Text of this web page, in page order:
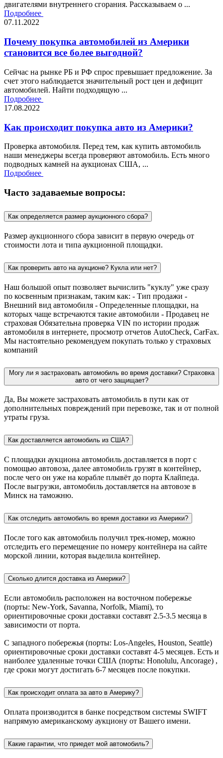
двигателями внутреннего сгорания. Рассказываем о ...
Подробнее
07.11.2022
Почему покупка автомобилей из Америки
становится все более выгодной?
Сейчас на рынке РБ и РФ спрос превышает предложение. За
счет этого наблюдается значительный рост цен и дефицит
автомобилей. Найти подходящую ...
Подробнее
17.08.2022
Как происходит покупка авто из Америки?
Проверка автомобиля. Перед тем, как купить автомобиль
наши менеджеры всегда проверяют автомобиль. Есть много
подводных камней на аукционах США, ...
Подробнее
Часто задаваемые вопросы:
Как определяется размер аукционного сбора?
Размер аукционного сбора зависит в первую очередь от
стоимости лота и типа аукционной площадки.
Как проверить авто на аукционе? Кукла или нет?
Наш большой опыт позволяет вычислить "куклу" уже сразу
по косвенным признакам, таким как: - Тип продажи -
Внешний вид автомобиля - Определенные площадки, на
которых чаще встречаются такие автомобили - Продавец не
страховая Обязательна проверка VIN по истории продаж
автомобиля в интернете, просмотр отчетов AutoCheck, CarFax.
Мы настоятельно рекомендуем покупать только у страховых
компаний
Могу ли я застраховать автомобиль во время доставки? Страховка
авто от чего защищает?
Да, Вы можете застраховать автомобиль в пути как от
дополнительных повреждений при перевозке, так и от полной
утраты груза.
Как доставляется автомобиль из США?
С площадки аукциона автомобиль доставляется в порт с
помощью автовоза, далее автомобиль грузят в контейнер,
после чего он уже на корабле плывёт до порта Клайпеда.
После выгрузки, автомобиль доставляется на автовозе в
Минск на таможню.
Как отследить автомобиль во время доставки из Америки?
После того как автомобиль получил трек-номер, можно
отследить его перемещение по номеру контейнера на сайте
морской линии, которая выделила контейнер.
Сколько длится доставка из Америки?
Если автомобиль расположен на восточном побережье
(порты: New-York, Savanna, Norfolk, Miami), то
ориентировочные сроки доставки составят 2.5-3.5 месяца в
зависимости от порта.
С западного побережья (порты: Los-Angeles, Houston, Seattle)
ориентировочные сроки доставки составят 4-5 месяцев. Есть и
наиболее удаленные точки США (порты: Honolulu, Ancorage) ,
где сроки могут достигать 6-7 месяцев после покупки.
Как происходит оплата за авто в Америку?
Оплата производится в банке посредством системы SWIFT
напрямую американскому аукциону от Вашего имени.
Какие гарантии, что приедет мой автомобиль?